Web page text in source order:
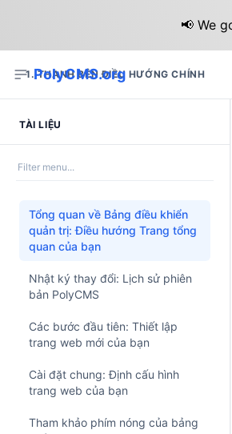
📢 We
PolyCMS.org
1. THANH BÊN ĐIỀU HƯỚNG CHÍNH
TÀI LIỆU
Tổng quan về Bảng điều khiển
quản trị: Điều hướng Trang tổng
quan của bạn
Nhật ký thay đổi: Lịch sử phiên
bản PolyCMS
Các bước đầu tiên: Thiết lập
trang web mới của bạn
Cài đặt chung: Định cấu hình
trang web của bạn
Tham khảo phím nóng của bảng